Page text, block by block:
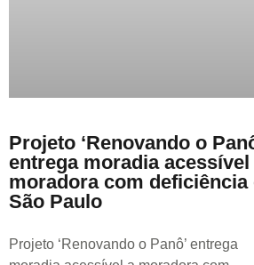
Projeto ‘Renovando o
entrega moradia acessível
moradora com deficiência
São Paulo
Projeto ‘Renovando o Panô’ entrega